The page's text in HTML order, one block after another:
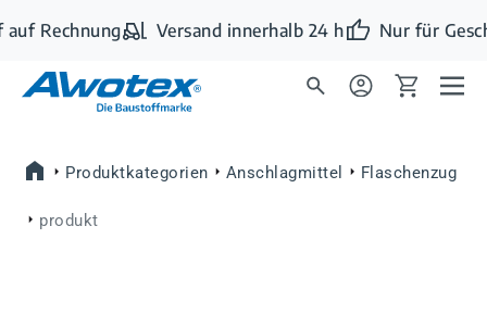
Zum Hauptinhalt springen
Rechnung Versand innerhalb 24 h Nur für
Produktkategorien Anschlagmittel Flaschenzug
produkt